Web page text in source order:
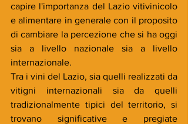
capire l'importanza del Lazio vitivinicolo
e alimentare in generale con il proposito
di cambiare la percezione che si ha oggi
sia a livello nazionale sia a livello
internazionale.
Tra i vini del Lazio, sia quelli realizzati da
vitigni internazionali sia da quelli
tradizionalmente tipici del territorio, si
trovano significative e pregiate